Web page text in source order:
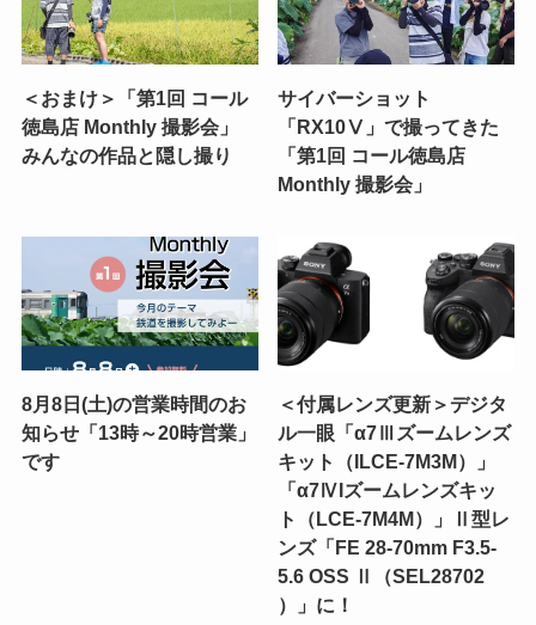
＜おまけ＞「第1回 コール
徳島店 Monthly 撮影会」
みんなの作品と隠し撮り
サイバーショット
「RX10Ⅴ」で撮ってきた
「第1回 コール徳島店
Monthly 撮影会」
8月8日(土)の営業時間のお
知らせ「13時～20時営業」
です
＜付属レンズ更新＞デジタ
ル一眼「α7Ⅲズームレンズ
キット（ILCE-7M3M）」
「α7ⅣIズームレンズキッ
ト（LCE-7M4M）」Ⅱ型レ
ンズ「FE 28-70mm F3.5-
5.6 OSS Ⅱ（SEL28702
）」に！